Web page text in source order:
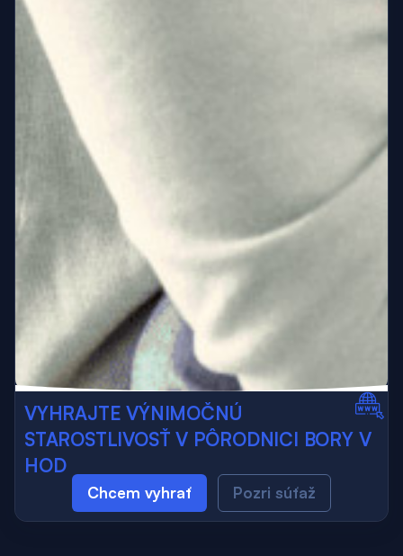
VYHRAJTE VÝNIMOČNÚ
STAROSTLIVOSŤ V PÔRODNICI BORY V
HOD
Chcem vyhrať Pozri súťaž